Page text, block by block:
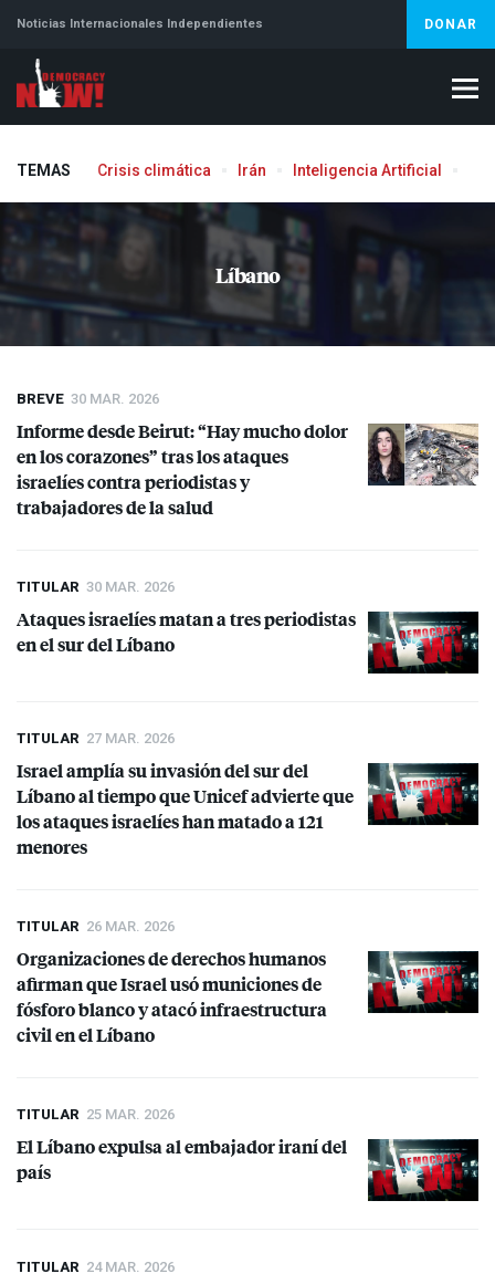
Noticias Internacionales Independientes DONAR
TEMAS Crisis climática Irán Inteligencia Artificial
Líbano
BREVE 30 MAR. 2026
Informe desde Beirut: “Hay mucho dolor
en los corazones” tras los ataques
israelíes contra periodistas y
trabajadores de la salud
TITULAR 30 MAR. 2026
Ataques israelíes matan a tres periodistas
en el sur del Líbano
TITULAR 27 MAR. 2026
Israel amplía su invasión del sur del
Líbano al tiempo que Unicef advierte que
los ataques israelíes han matado a 121
menores
TITULAR 26 MAR. 2026
Organizaciones de derechos humanos
afirman que Israel usó municiones de
fósforo blanco y atacó infraestructura
civil en el Líbano
TITULAR 25 MAR. 2026
El Líbano expulsa al embajador iraní del
país
TITULAR 24 MAR. 2026